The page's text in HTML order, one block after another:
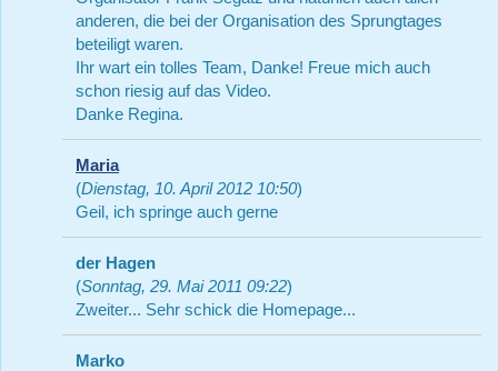
anderen, die bei der Organisation des Sprungtages
beteiligt waren.
Ihr wart ein tolles Team, Danke! Freue mich auch
schon riesig auf das Video.
Danke Regina.
Maria
(Dienstag, 10. April 2012 10:50)
Geil, ich springe auch gerne
der Hagen
(Sonntag, 29. Mai 2011 09:22)
Zweiter... Sehr schick die Homepage...
Marko